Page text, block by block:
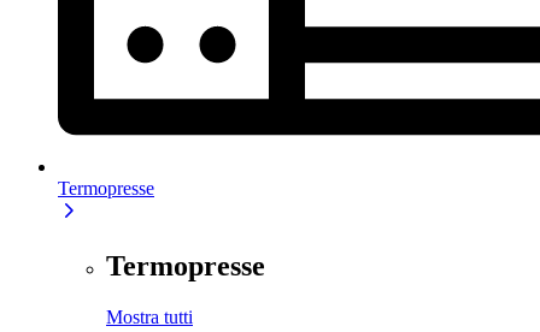
Termopresse
Termopresse
Mostra tutti